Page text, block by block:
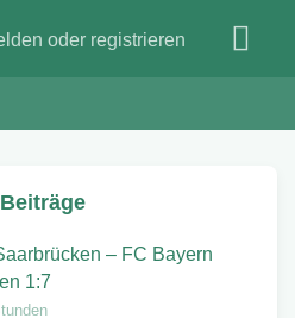
oder registrieren
– FC Bayern
1:7